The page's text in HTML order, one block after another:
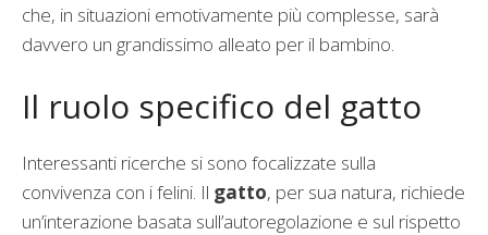
che, in situazioni emotivamente più complesse, sarà
davvero un grandissimo alleato per il bambino.
Il ruolo specifico del gatto
Interessanti ricerche si sono focalizzate sulla
convivenza con i felini. Il gatto, per sua natura, richiede
un’interazione basata sull’autoregolazione e sul rispetto